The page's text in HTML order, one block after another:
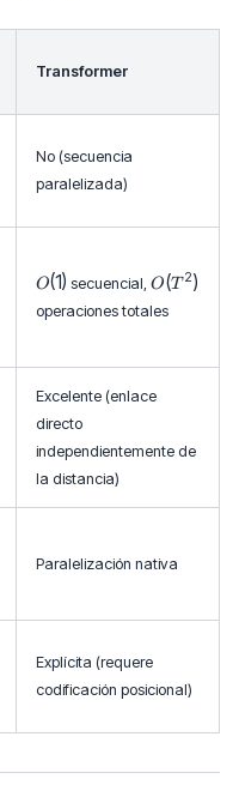
Transformer
No (secuencia
paralelizada)
O
)
O(1) secuencial,O
(
T
2
O(T2)
operaciones totales
Excelente (enlace
directo
independientemente de
la distancia)
Paralelización nativa
Explícita (requere
codificación posicional)